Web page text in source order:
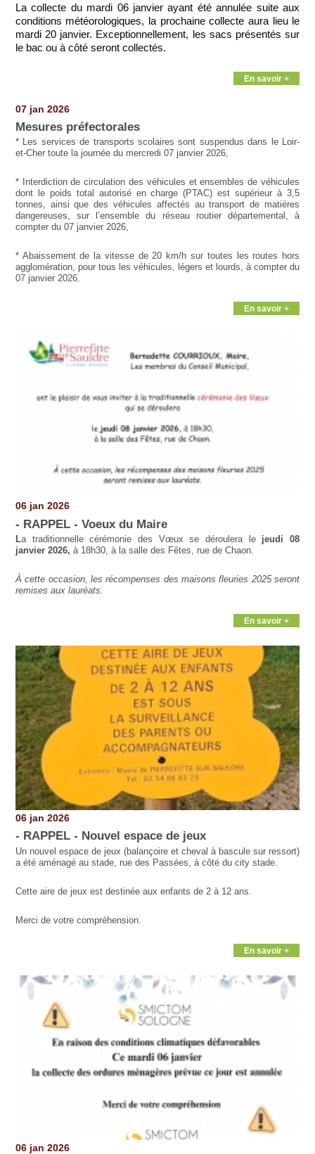
La collecte du mardi 06 janvier ayant été annulée suite aux
conditions météorologiques, la prochaine collecte aura lieu le
mardi 20 janvier. Exceptionnellement, les sacs présentés sur
le bac ou à côté seront collectés.
En savoir +
07 jan 2026
Mesures préfectorales
* Les services de transports scolaires sont suspendus dans le Loir-
et-Cher toute la journée du mercredi 07 janvier 2026,
* Interdiction de circulation des véhicules et ensembles de véhicules
dont le poids total autorisé en charge (PTAC) est supérieur à 3,5
tonnes, ainsi que des véhicules affectés au transport de matières
dangereuses, sur l’ensemble du réseau routier départemental, à
compter du 07 janvier 2026,
* Abaissement de la vitesse de 20 km/h sur toutes les routes hors
agglomération, pour tous les véhicules, légers et lourds, à compter du
07 janvier 2026.
En savoir +
06 jan 2026
- RAPPEL - Voeux du Maire
La traditionnelle cérémonie des Vœux se déroulera le jeudi 08
janvier 2026, à 18h30, à la salle des Fêtes, rue de Chaon.
À cette occasion, les récompenses des maisons fleuries 2025 seront
remises aux lauréats.
En savoir +
06 jan 2026
- RAPPEL - Nouvel espace de jeux
Un nouvel espace de jeux (balançoire et cheval à bascule sur ressort)
a été aménagé au stade, rue des Passées, à côté du city stade.
Cette aire de jeux est destinée aux enfants de 2 à 12 ans.
Merci de votre compréhension.
En savoir +
06 jan 2026